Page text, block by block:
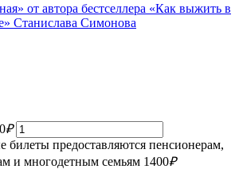
от автора бестселлера «Как выжить в
Станислава Симонова
₽
билеты предоставляются пенсионерам,
и многодетным семьям 1400₽